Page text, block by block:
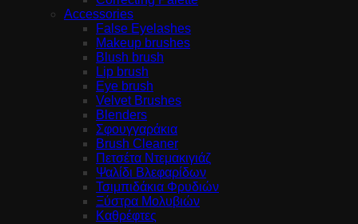
Accessories
False Eyelashes
Makeup brushes
Blush brush
Lip brush
Eye brush
Velvet Brushes
Blenders
Σφουγγαράκια
Brush Cleaner
Πετσέτα Ντεμακιγιάζ
Ψαλίδι Βλεφαρίδων
Τσιμπιδάκια Φρυδιών
Ξύστρα Μολυβιών
Καθρέφτες